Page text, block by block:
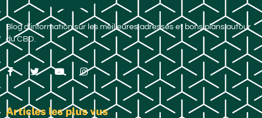
Blog d’information sur les meilleures adresses et bons plans autour
du CBD.
Articles les plus vus